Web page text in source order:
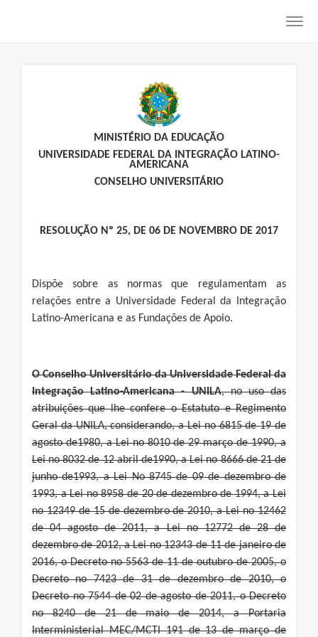
MINISTÉRIO DA EDUCAÇÃO
UNIVERSIDADE FEDERAL DA INTEGRAÇÃO LATINO-
AMERICANA
CONSELHO UNIVERSITÁRIO
RESOLUÇÃO Nº 25, DE 06 DE NOVEMBRO DE 2017
Dispõe sobre as normas que regulamentam as
relações entre a Universidade Federal da Integração
Latino-Americana e as Fundações de Apoio.
O Conselho Universitário da Universidade Federal da
Integração Latino-Americana - UNILA, no uso das
atribuições que lhe confere o Estatuto e Regimento
Geral da UNILA, considerando, a Lei no 6815 de 19 de
agosto de1980, a Lei no 8010 de 29 março de 1990, a
Lei no 8032 de 12 abril de1990, a Lei no 8666 de 21 de
junho de1993, a Lei No 8745 de 09 de dezembro de
1993, a Lei no 8958 de 20 de dezembro de 1994, a Lei
no 12349 de 15 de dezembro de 2010, a Lei no 12462
de 04 agosto de 2011, a Lei no 12772 de 28 de
dezembro de 2012, a Lei no 12343 de 11 de janeiro de
2016, o Decreto no 5563 de 11 de outubro de 2005, o
Decreto no 7423 de 31 de dezembro de 2010, o
Decreto no 7544 de 02 de agosto de 2011, o Decreto
no 8240 de 21 de maio de 2014, a Portaria
Interministerial MEC/MCTI 191 de 13 de março de